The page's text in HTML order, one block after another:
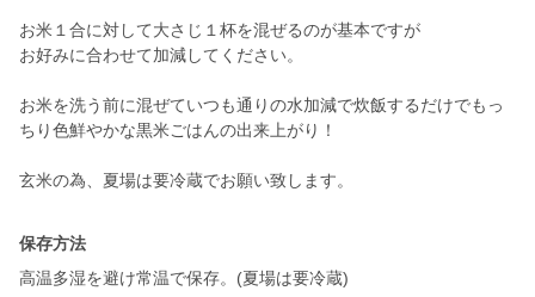
お米１合に対して大さじ１杯を混ぜるのが基本ですが
お好みに合わせて加減してください。
お米を洗う前に混ぜていつも通りの水加減で炊飯するだけでもっ
ちり色鮮やかな黒米ごはんの出来上がり！
保存方法
高温多湿を避け常温で保存。(夏場は要冷蔵)